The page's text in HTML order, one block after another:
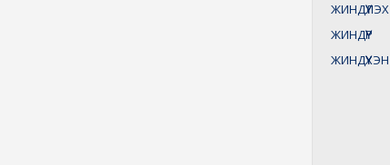
ЖИНДҮҮЛЭХ
ЖИНДҮҮР
ЖИНДҮҮХЭН